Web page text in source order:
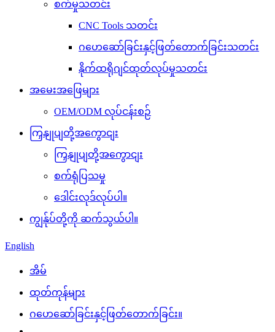
စက်မှုသတင်း
CNC Tools သတင်း
ဂဟေဆော်ခြင်းနှင့်ဖြတ်တောက်ခြင်းသတင်း
နိုက်ထရိုဂျင်ထုတ်လုပ်မှုသတင်း
အမေးအဖြေများ
OEM/ODM လုပ်ငန်းစဉ်
ကြှနျုပျတို့အကွောငျး
ကြှနျုပျတို့အကွောငျး
စက်ရုံပြသမှု
ဒေါင်းလုဒ်လုပ်ပါ။
ကျွန်ုပ်တို့ကို ဆက်သွယ်ပါ။
English
အိမ်
ထုတ်ကုန်များ
ဂဟေဆော်ခြင်းနှင့်ဖြတ်တောက်ခြင်း။